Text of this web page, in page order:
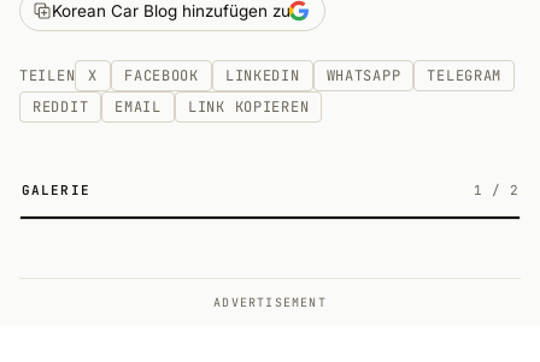
Korean Car Blog hinzufügen zu
TEILEN X FACEBOOK LINKEDIN WHATSAPP
TELEGRAM
REDDIT
EMAIL LINK KOPIEREN
GALERIE 1 / 2
ADVERTISEMENT